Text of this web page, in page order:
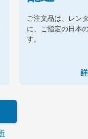
ご注文品は、レン
に、ご指定の日本
す。